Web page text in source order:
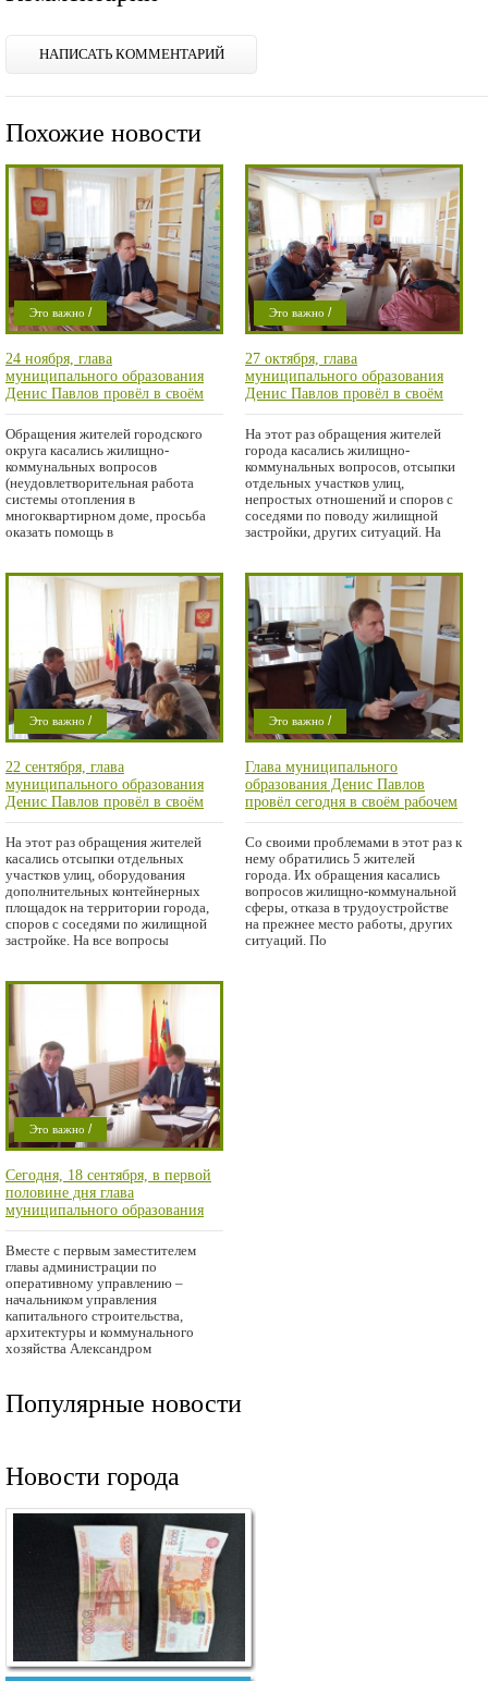
НАПИСАТЬ КОММЕНТАРИЙ
Похожие новости
Это важно /
Проишествие/
Город
24 ноября, глава
муниципального образования
Денис Павлов провёл в своём
рабочем кабинете личный приём
граждан
Обращения жителей городского
округа касались жилищно-
коммунальных вопросов
(неудовлетворительная работа
системы отопления в
многоквартирном доме, просьба
оказать помощь в
Это важно /
Проишествие/
Город
27 октября, глава
муниципального образования
Денис Павлов провёл в своём
рабочем кабинете личный приём
граждан
На этот раз обращения жителей
города касались жилищно-
коммунальных вопросов, отсыпки
отдельных участков улиц,
непростых отношений и споров с
соседями по поводу жилищной
застройки, других ситуаций. На
Это важно /
Проишествие/
Город
22 сентября, глава
муниципального образования
Денис Павлов провёл в своём
рабочем кабинете личный приём
граждан
На этот раз обращения жителей
касались отсыпки отдельных
участков улиц, оборудования
дополнительных контейнерных
площадок на территории города,
споров с соседями по жилищной
застройке. На все вопросы
Это важно /
Проишествие/
Город
Глава муниципального
образования Денис Павлов
провёл сегодня в своём рабочем
кабинете очередной личный
приём граждан
Со своими проблемами в этот раз к
нему обратились 5 жителей
города. Их обращения касались
вопросов жилищно-коммунальной
сферы, отказа в трудоустройстве
на прежнее место работы, других
ситуаций. По
Это важно /
Проишествие
Сегодня, 18 сентября, в первой
половине дня глава
муниципального образования
Денис Павлов работал на выезде
в городе Оренбурге
Вместе с первым заместителем
главы администрации по
оперативному управлению –
начальником управления
капитального строительства,
архитектуры и коммунального
хозяйства Александром
Популярные новости
Новости города